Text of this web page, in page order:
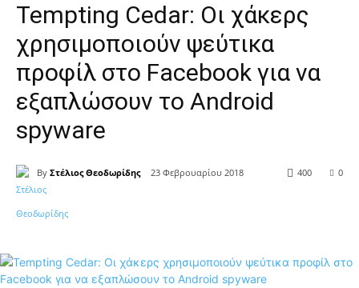
Tempting Cedar: Οι χάκερς
χρησιμοποιούν ψεύτικα
προφίλ στο Facebook για να
εξαπλώσουν το Android
spyware
By Στέλιος Θεοδωρίδης 23 Φεβρουαρίου 2018 0
400